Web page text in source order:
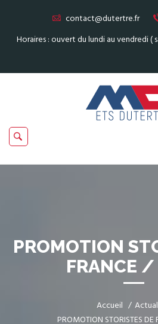
contact@dutertre.fr
Horaires : ouvert du lundi au vendredi (
PROMOTION
FRANCE /
Accueil
PROMOTION STORISTES